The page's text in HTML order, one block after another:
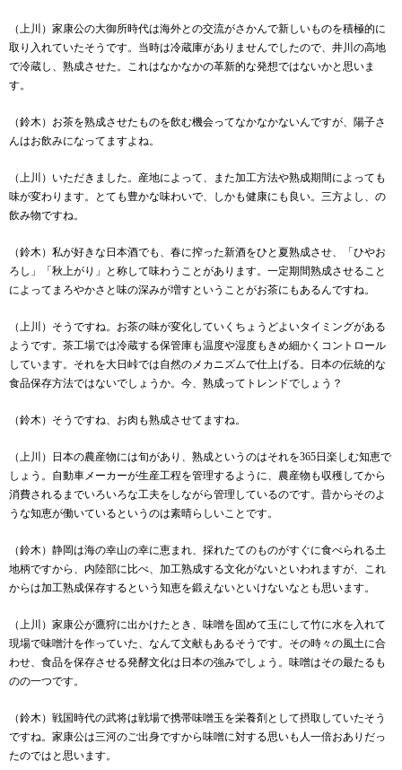
（上川）家康公の大御所時代は海外との交流がさかんで新しいものを積極的に
取り入れていたそうです。当時は冷蔵庫がありませんでしたので、井川の高地
で冷蔵し、熟成させた。これはなかなかの革新的な発想ではないかと思いま
す。
（鈴木）お茶を熟成させたものを飲む機会ってなかなかないんですが、陽子さ
んはお飲みになってますよね。
（上川）いただきました。産地によって、また加工方法や熟成期間によっても
味が変わります。とても豊かな味わいで、しかも健康にも良い。三方よし、の
飲み物ですね。
（鈴木）私が好きな日本酒でも、春に搾った新酒をひと夏熟成させ、「ひやお
ろし」「秋上がり」と称して味わうことがあります。一定期間熟成させること
によってまろやかさと味の深みが増すということがお茶にもあるんですね。
（上川）そうですね。お茶の味が変化していくちょうどよいタイミングがある
ようです。茶工場では冷蔵する保管庫も温度や湿度もきめ細かくコントロール
しています。それを大日峠では自然のメカニズムで仕上げる。日本の伝統的な
食品保存方法ではないでしょうか。今、熟成ってトレンドでしょう？
（鈴木）そうですね、お肉も熟成させてますね。
（上川）日本の農産物には旬があり、熟成というのはそれを365日楽しむ知恵で
しょう。自動車メーカーが生産工程を管理するように、農産物も収穫してから
消費されるまでいろいろな工夫をしながら管理しているのです。昔からそのよ
うな知恵が働いているというのは素晴らしいことです。
（鈴木）静岡は海の幸山の幸に恵まれ、採れたてのものがすぐに食べられる土
地柄ですから、内陸部に比べ、加工熟成する文化がないといわれますが、これ
からは加工熟成保存するという知恵を鍛えないといけないなとも思います。
（上川）家康公が鷹狩に出かけたとき、味噌を固めて玉にして竹に水を入れて
現場で味噌汁を作っていた、なんて文献もあるそうです。その時々の風土に合
わせ、食品を保存させる発酵文化は日本の強みでしょう。味噌はその最たるも
のの一つです。
（鈴木）戦国時代の武将は戦場で携帯味噌玉を栄養剤として摂取していたそう
ですね。家康公は三河のご出身ですから味噌に対する思いも人一倍おありだっ
たのではと思います。